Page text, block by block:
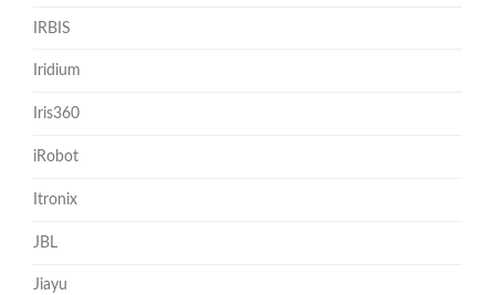
IRBIS
Iridium
Iris360
iRobot
Itronix
JBL
Jiayu